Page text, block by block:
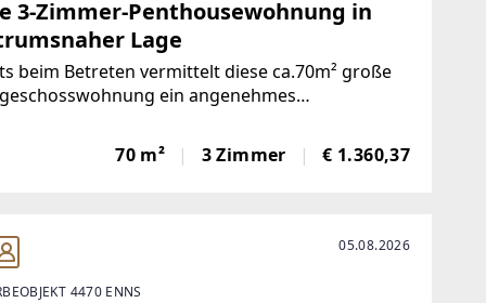
3-Zimmer-Penthousewohnung in
Lage
beim Betreten vermittelt diese ca.70m² große
ein angenehmes
mit direktem Zugang zur Dachterrasse bildet
der Wohnung und schafft ein
70 m² 3 Zimmer € 1.360,37
05.08.2026
4470 ENNS